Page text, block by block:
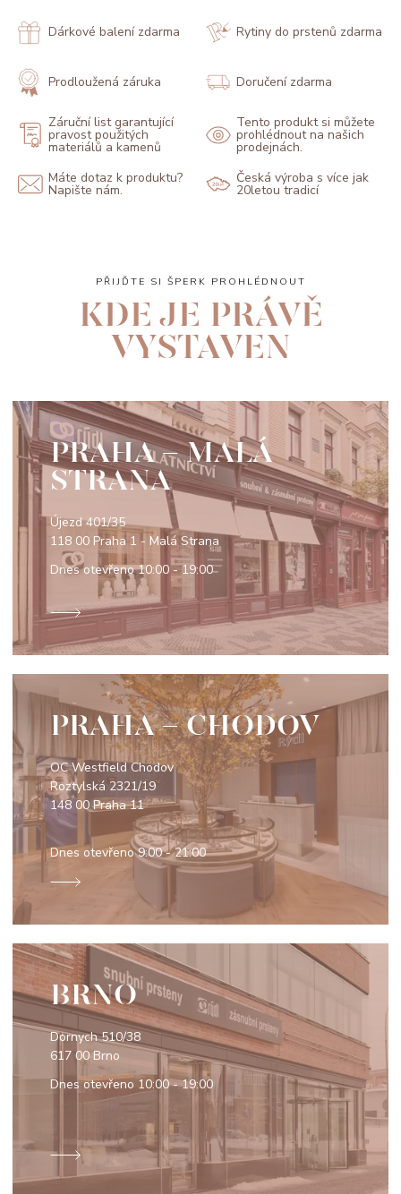
Dárkové balení zdarma Rytiny do prstenů zdarma
Prodloužená záruka Doručení zdarma
Záruční list garantující
pravost použitých
materiálů a kamenů
Tento produkt si můžete
prohlédnout na našich
prodejnách.
Máte dotaz k produktu?
Napište nám.
Česká výroba s více jak
20letou tradicí
PŘIJĎTE SI ŠPERK PROHLÉDNOUT
KDE JE PRÁVĚ
VYSTAVEN
PRAHA - MALÁ
STRANA
Újezd 401/35
118 00 Praha 1 - Malá Strana
Dnes otevřeno10:00 - 19:00
PRAHA - CHODOV
OC Westfield Chodov
Roztylská 2321/19
148 00 Praha 11
Dnes otevřeno9:00 - 21:00
BRNO
Dornych 510/38
617 00 Brno
Dnes otevřeno 10:00 - 19:00